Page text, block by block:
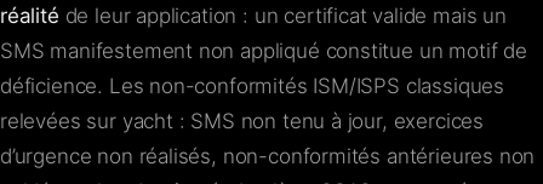
réalité de leur application : un certificat valide mais un
SMS manifestement non appliqué constitue un motif de
déficience. Les non-conformités ISM/ISPS classiques
relevées sur yacht : SMS non tenu à jour, exercices
d’urgence non réalisés, non-conformités antérieures non